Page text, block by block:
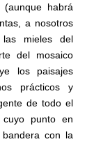
habrá
a nosotros
mieles del
del mosaico
los paisajes
prácticos y
de todo el
punto en
con la